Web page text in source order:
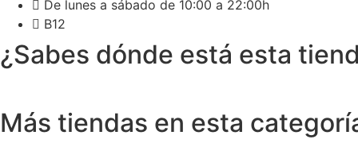
De lunes a sábado de 10:00 a 22:00h
B12
¿Sabes dónde está esta
Más tiendas en esta